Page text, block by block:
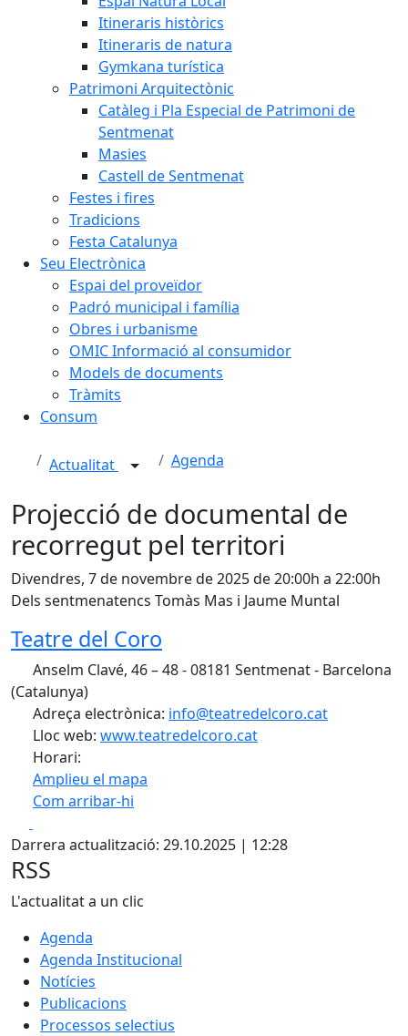
Itineraris històrics
Itineraris de natura
Gymkana turística
Patrimoni Arquitectònic
Catàleg i Pla Especial de Patrimoni de
Sentmenat
Masies
Castell de Sentmenat
Festes i fires
Tradicions
Festa Catalunya
Seu Electrònica
Espai del proveïdor
Padró municipal i família
Obres i urbanisme
OMIC Informació al consumidor
Models de documents
Tràmits
Consum
Actualitat Agenda
Projecció de documental de
recorregut pel territori
Divendres, 7 de novembre de 2025 de 20:00h a 22:00h
Dels sentmenatencs Tomàs Mas i Jaume Muntal
Teatre del Coro
Anselm Clavé, 46 – 48 - 08181 Sentmenat - Barcelona
(Catalunya)
Adreça electrònica: info@teatredelcoro.cat
Lloc web: www.teatredelcoro.cat
Horari:
Amplieu el mapa
Com arribar-hi
+
−
Darrera actualització: 29.10.2025 | 12:28
RSS
L'actualitat a un clic
Agenda
Agenda Institucional
Notícies
Publicacions
Processos selectius